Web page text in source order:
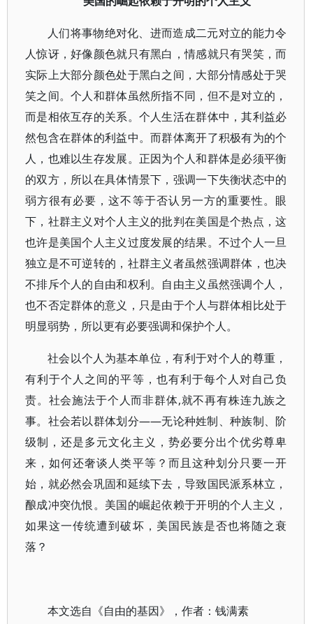
人们将事物绝对化、进而造成二元对立的能力令
人惊讶，好像颜色就只有黑白，情感就只有哭笑，而
实际上大部分颜色处于黑白之间，大部分情感处于哭
笑之间。个人和群体虽然所指不同，但不是对立的，
而是相依互存的关系。个人生活在群体中，其利益必
然包含在群体的利益中。而群体离开了积极有为的个
人，也难以生存发展。正因为个人和群体是必须平衡
的双方，所以在具体情景下，强调一下失衡状态中的
弱方很有必要，这不等于否认另一方的重要性。眼
下，社群主义对个人主义的批判在美国是个热点，这
也许是美国个人主义过度发展的结果。不过个人一旦
独立是不可逆转的，社群主义者虽然强调群体，也决
不排斥个人的自由和权利。自由主义虽然强调个人，
也不否定群体的意义，只是由于个人与群体相比处于
明显弱势，所以更有必要强调和保护个人。
社会以个人为基本单位，有利于对个人的尊重，
有利于个人之间的平等，也有利于每个人对自己负
责。社会施法于个人而非群体,就不再有株连九族之
事。社会若以群体划分——无论种姓制、种族制、阶
级制，还是多元文化主义，势必要分出个优劣尊卑
来，如何还奢谈人类平等？而且这种划分只要一开
始，就必然会巩固和延续下去，导致国民派系林立，
酿成冲突仇恨。美国的崛起依赖于开明的个人主义，
如果这一传统遭到破坏，美国民族是否也将随之衰
落？
本文选自《自由的基因》，作者：钱满素